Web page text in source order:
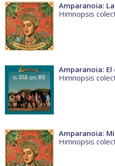
Amparanoia:
Himnopsis
Amparanoia: El
Himnopsis
Amparanoia:
Himnopsis